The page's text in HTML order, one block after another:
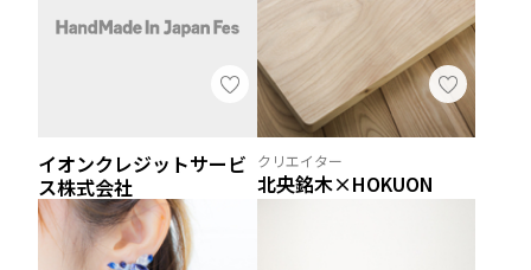
イオンクレジットサービ
ス株式会社
クリエイター
北央銘木×HOKUON